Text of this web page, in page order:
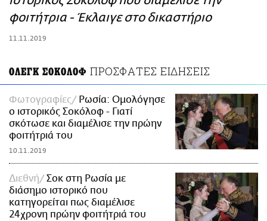
ΑΜΠΑ
φοιτήτρια - Έκλαιγε στο δικαστήριο
11.11.2019
ΟΛΕΓΚ ΣΟΚΟΛΟΦ ΠΡΟΣΦΑΤΕΣ ΕΙΔΗΣΕΙΣ
Φωτογραφίες
Ρωσία: Ομολόγησε
ο ιστορικός Σοκόλοφ - Γιατί
σκότωσε και διαμέλισε την πρώην
φοιτήτριά του
10.11.2019
Διεθνή
Σοκ στη Ρωσία με
διάσημο ιστορικό που
κατηγορείται πως διαμέλισε
24χρονη πρώην φοιτήτριά του